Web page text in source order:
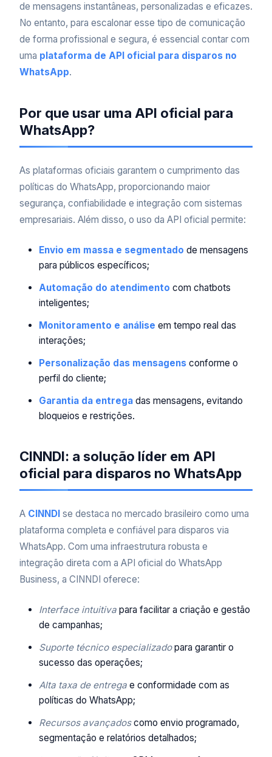
de mensagens instantâneas, personalizadas e eficazes.
No entanto, para escalonar esse tipo de comunicação
de forma profissional e segura, é essencial contar com
uma plataforma de API oficial para disparos no
WhatsApp.
Por que usar uma API oficial para
WhatsApp?
As plataformas oficiais garantem o cumprimento das
políticas do WhatsApp, proporcionando maior
segurança, confiabilidade e integração com sistemas
empresariais. Além disso, o uso da API oficial permite:
Envio em massa e segmentado de mensagens
para públicos específicos;
Automação do atendimento com chatbots
inteligentes;
Monitoramento e análise em tempo real das
interações;
Personalização das mensagens conforme o
perfil do cliente;
Garantia da entrega das mensagens, evitando
bloqueios e restrições.
CINNDI: a solução líder em API
oficial para disparos no WhatsApp
A CINNDI se destaca no mercado brasileiro como uma
plataforma completa e confiável para disparos via
WhatsApp. Com uma infraestrutura robusta e
integração direta com a API oficial do WhatsApp
Business, a CINNDI oferece:
Interface intuitiva para facilitar a criação e gestão
de campanhas;
Suporte técnico especializadopara garantir o
sucesso das operações;
Alta taxa de entrega e conformidade com as
políticas do WhatsApp;
Recursos avançadoscomo envio programado,
segmentação e relatórios detalhados;